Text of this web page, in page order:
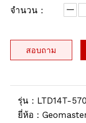
จำนวน：
สอบถาม
รุ่น： LTD14T-
ยี่ห้อ：